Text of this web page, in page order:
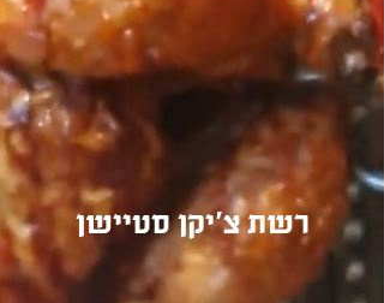
רשת צ'יקן סטיישן